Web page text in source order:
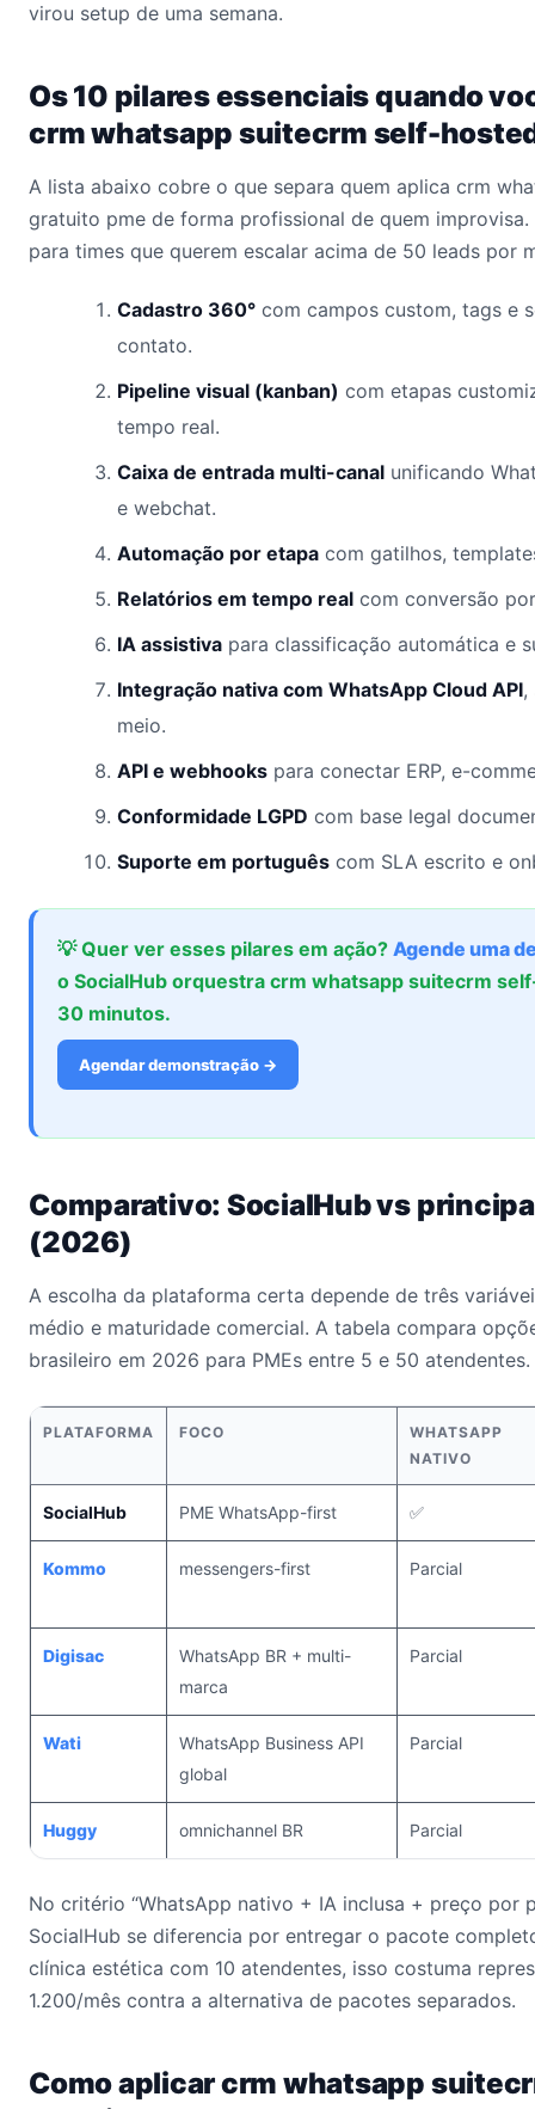
virou setup de uma semana.
Os 10 pilares essenciais quando
crm whatsapp suitecrm self-
A lista abaixo cobre o que separa quem aplica crm
gratuito pme de forma profissional de quem
para times que querem escalar acima de 50 leads por
Cadastro 360° com campos custom, tags e
contato.
Pipeline visual (kanban) com etapas
tempo real.
Caixa de entrada multi-canal unificando
e webchat.
Automação por etapa com gatilhos,
Relatórios em tempo real com conversão
IA assistiva para classificação automática e
Integração nativa com WhatsApp Cloud API,
meio.
API e webhooks para conectar ERP, e-
Conformidade LGPD com base legal
Suporte em português com SLA escrito e
💡 Quer ver esses pilares em ação? Agende uma
o SocialHub orquestra crm whatsapp suitecrm
30 minutos.
Agendar demonstração →
Comparativo: SocialHub vs
(2026)
A escolha da plataforma certa depende de três
médio e maturidade comercial. A tabela compara
brasileiro em 2026 para PMEs entre 5 e 50 atendentes.
PLATAFORMA FOCO
WHATSAPP
NATIVO
SocialHub PME WhatsApp-first ✅
Kommo messengers-first Parcial
Digisac
WhatsApp BR + multi-
marca
Parcial
Wati
WhatsApp Business API
global
Parcial
Huggy omnichannel BR Parcial
No critério “WhatsApp nativo + IA inclusa + preço por
SocialHub se diferencia por entregar o pacote
clínica estética com 10 atendentes, isso costuma
1.200/mês contra a alternativa de pacotes separados.
Como aplicar crm whatsapp